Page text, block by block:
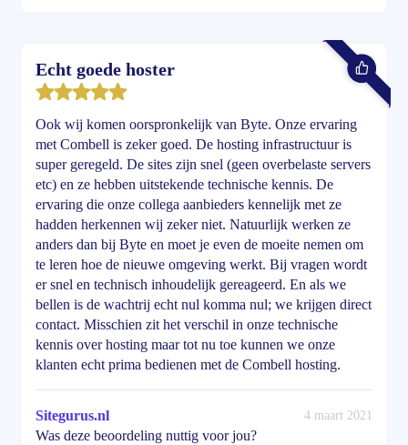
Echt goede hoster
Ook wij komen oorspronkelijk van Byte. Onze ervaring
met Combell is zeker goed. De hosting infrastructuur is
super geregeld. De sites zijn snel (geen overbelaste servers
etc) en ze hebben uitstekende technische kennis. De
ervaring die onze collega aanbieders kennelijk met ze
hadden herkennen wij zeker niet. Natuurlijk werken ze
anders dan bij Byte en moet je even de moeite nemen om
te leren hoe de nieuwe omgeving werkt. Bij vragen wordt
er snel en technisch inhoudelijk gereageerd. En als we
bellen is de wachtrij echt nul komma nul; we krijgen direct
contact. Misschien zit het verschil in onze technische
kennis over hosting maar tot nu toe kunnen we onze
klanten echt prima bedienen met de Combell hosting.
Sitegurus.nl 4 maart 2021
Was deze beoordeling nuttig voor jou?